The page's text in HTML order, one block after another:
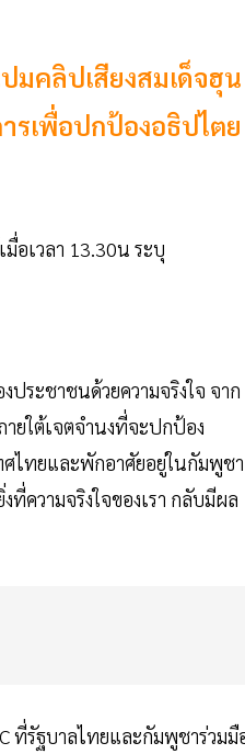
คลิปเสียงสมเด็จฮุน
รเพื่อปกป้องอธิปไตย
อเวลา 13.30น ระบุ
ระชาชนด้วยความจริงใจ จาก
ยใต้เจตจำนงที่จะปกป้อง
ไทยและพักอาศัยอยู่ในกัมพูชา
ที่ความจริงใจของเรา กลับมีผล
ที่รัฐบาลไทยและกัมพูชาร่วมมื